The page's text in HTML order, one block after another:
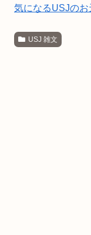
気になるUSJのお
USJ 雑文